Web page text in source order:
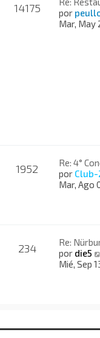
14175
por
Mar, May
1952
Re: 4°
por Club-
Mar, Ago
234
Re:
por die5
Mié, Sep